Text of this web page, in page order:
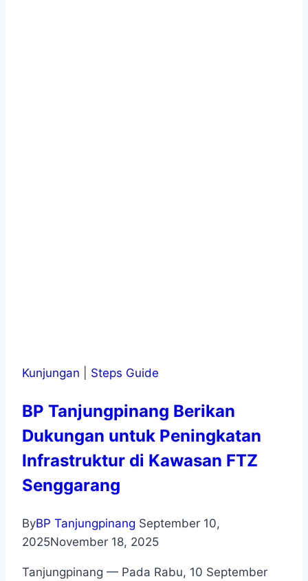
Kunjungan Steps Guide
BP Tanjungpinang Berikan
Dukungan untuk Peningkatan
Infrastruktur di Kawasan FTZ
Senggarang
ByBP Tanjungpinang September 10,
2025November 18, 2025
Tanjungpinang — Pada Rabu, 10 September